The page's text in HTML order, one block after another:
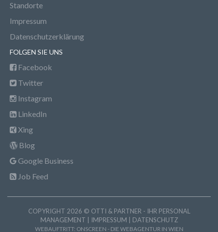
Standorte
Impressum
Datenschutzerklärung
FOLGEN SIE UNS
Facebook
Twitter
Instagram
LinkedIn
Xing
Blog
Google Business
Job Feed
COPYRIGHT 2026 © OTTI & PARTNER - IHR PERSONAL
MANAGEMENT |
IMPRESSUM DATENSCHUTZ
WEBAUFTRITT: ONSCREEN - DIE WEBAGENTUR IN WIEN